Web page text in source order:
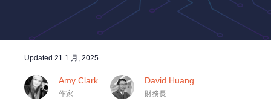
Updated 21 1 月, 2025
Amy Clark
作家
David Huang
財務長